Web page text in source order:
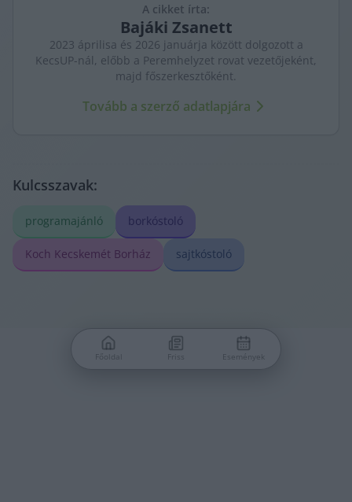
A cikket írta:
Bajáki Zsanett
2023 áprilisa és 2026 januárja között dolgozott a
KecsUP-nál, előbb a Peremhelyzet rovat vezetőjeként,
majd főszerkesztőként.
Tovább a szerző adatlapjára
Kulcsszavak:
programajánló borkóstoló
Koch Kecskemét Borház sajtkóstoló
Főoldal Friss Események